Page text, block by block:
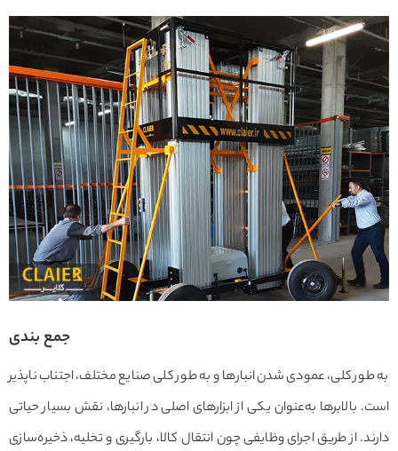
جمع بندی
به طور کلی، عمودی شدن انبارها و به طور کلی صنایع مختلف، اجتناب ناپذیر
است. بالابرها به‌عنوان یکی از ابزارهای اصلی در انبارها، نقش بسیار حیاتی
دارند. از طریق اجرای وظایفی چون انتقال کالا، بارگیری و تخلیه، ذخیره‌سازی